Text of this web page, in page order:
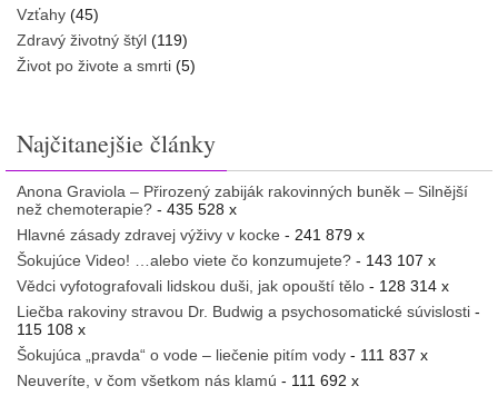
Vzťahy (45)
Zdravý životný štýl (119)
Život po živote a smrti (5)
Najčitanejšie články
Anona Graviola – Přirozený zabiják rakovinných buněk – Silnější
než chemoterapie? - 435 528 x
Hlavné zásady zdravej výživy v kocke - 241 879 x
Šokujúce Video! …alebo viete čo konzumujete? - 143 107 x
Vědci vyfotografovali lidskou duši, jak opouští tělo - 128 314 x
Liečba rakoviny stravou Dr. Budwig a psychosomatické súvislosti -
115 108 x
Šokujúca „pravda“ o vode – liečenie pitím vody - 111 837 x
Neuveríte, v čom všetkom nás klamú - 111 692 x